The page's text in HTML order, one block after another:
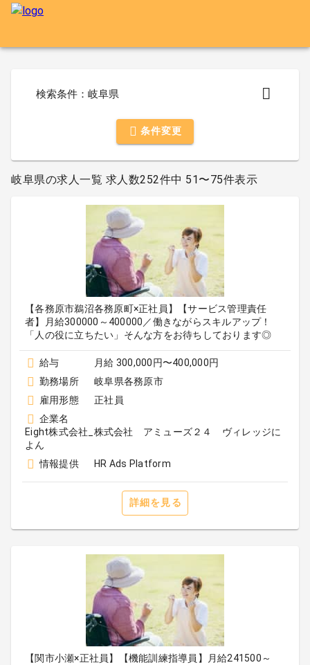
検索条件：岐阜県
条件変更
岐阜県の求人一覧 求人数252件中 51〜75件表示
【各務原市鵜沼各務原町×正社員】【サービス管理責任
者】月給300000～400000／働きながらスキルアップ！
「人の役に立ちたい」そんな方をお待ちしております◎
給与
月給 300,000円〜400,000円
勤務場所
岐阜県各務原市
雇用形態
正社員
企業名
Eight株式会社_株式会社 アミューズ２４ ヴィレッジに
よん
情報提供
HR Ads Platform
詳細を見る
【関市小瀬×正社員】【機能訓練指導員】月給241500～